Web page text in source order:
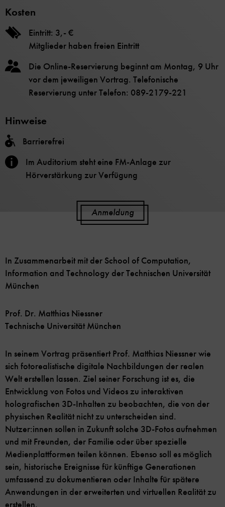
Kosten
Eintritt: 3,- €
Mitglieder haben freien Eintritt
Die Online-Reservierung beginnt am Montag, 9 Uhr
vor dem jeweiligen Vortrag. Telefonische
Reservierung unter Telefon: 089-2179-221
Hinweise
Barrierefrei
Im Auditorium steht eine FM-Anlage zur
Hörverstärkung zur Verfügung
Anmeldung
In Zusammenarbeit mit der School of Computation,
Information and Technology der Technischen Universität
München
Prof. Dr. Matthias Niessner
Technische Universität München
In seinem Vortrag präsentiert Prof. Matthias Niessner wie
sich fotorealistische digitale Nachbildungen der realen
Welt erstellen lassen. Ziel seiner Forschung ist es, die
Entwicklung von Fotos und Videos zu interaktiven
holografischen 3D-Inhalten zu beobachten, die von der
physischen Realität nicht zu unterscheiden sind.
Nutzer:innen sollen in Zukunft solche 3D-Fotos aufnehmen
und mit Freunden, der Familie oder über spezielle
Medienplattformen teilen können. Ebenso soll es möglich
sein, historische Ereignisse für künftige Generationen
umfassend zu dokumentieren oder Inhalte für spätere
Anwendungen in der erweiterten und virtuellen Realität zu
erstellen.